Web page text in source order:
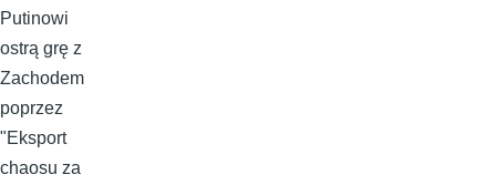
Putinowi
ostrą grę z
Zachodem
poprzez
"Eksport
chaosu za